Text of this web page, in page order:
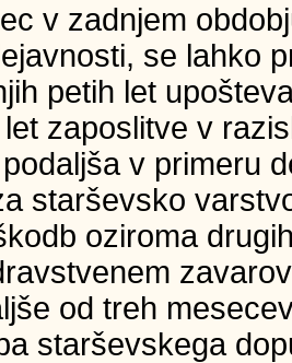
v zadnjem
se lahko
petih let
zaposlitve v
v primeru
starševsko
oziroma
od treh
starševskega